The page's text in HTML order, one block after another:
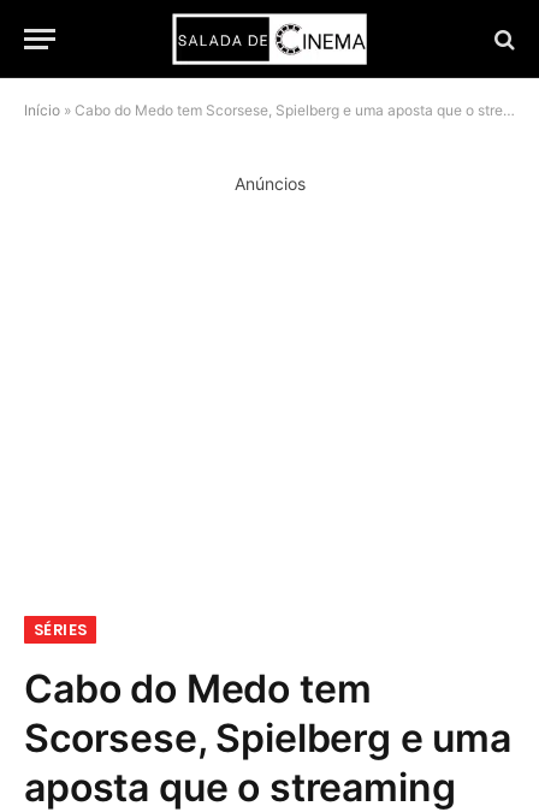
Início » Cabo do Medo tem Scorsese, Spielberg e uma aposta que o streaming precisava fazer
Anúncios
SÉRIES
Cabo do Medo tem
Scorsese, Spielberg e uma
aposta que o streaming